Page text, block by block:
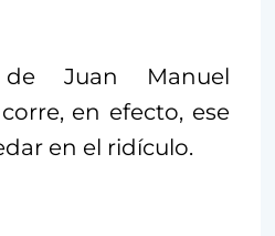
Juan Manuel
en efecto, ese
en el ridículo.